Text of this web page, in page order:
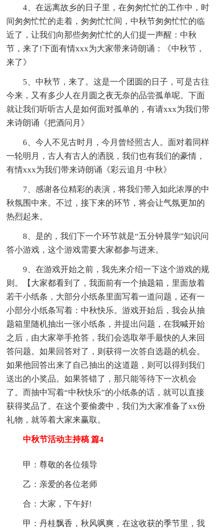
4、在远离故乡的日子里，在匆匆忙忙的工作中，时
间匆匆忙忙的走着，匆匆忙忙间，中秋节匆匆忙忙的临
近了，让我们向那些匆匆忙忙的人们提一声醒：中秋
节，来了!下面有情xxx为大家带来诗朗诵：《中秋节，
来了》
5、中秋节，来了。这是一个团圆的日子，可是古往
今来，又有多少人在月圆之夜无奈的品尝孤单呢。下面
就让我们听听古人是如何面对孤单的，有请xxx为我们带
来诗朗诵《把酒问月》
6、今人不见古时月，今月曾经照古人。面对着同样
一轮明月，古人有古人的洒脱，我们也有我们的豪情，
有情xxx为我们带来诗朗诵《彩云追月·中秋》
7、感谢各位精彩的表演，将我们带入如此浓厚的中
秋氛围中来。不过，接下来的环节，将会让气氛更加的
热烈起来。
8、是的，我们下一个环节就是“五分钟晨学”知识问
答小游戏，这个游戏需要大家都参与进来。
9、在游戏开始之前，我先来介绍一下这个游戏的规
则。【大家都看到了，我面前有一个抽题箱，里面放着
若干小纸条，大部分小纸条里面写着一道问题，还有一
小部分小纸条写着：中秋快乐。游戏开始后，我会从抽
题箱里随机抽出一张小纸条，并提出问题，在我喊开始
之后，由大家举手抢答，我们会选取举手最快的人来回
答问题。如果回答对了，则获得一次答自选题的机会。
如果他回答出来了自己抽出的这道题，则可以得到我们
送出的小奖品。如果答错了，那只能等待下一次机会
了。而抽中写着“中秋快乐”的小纸条的话，就可以直接
获得奖品了。在这个要偷袭中，我们为大家准备了xx份
礼物，就等着大家来赢取。
中秋节活动主持稿 篇4
甲：尊敬的各位领导
乙：亲爱的各位老师
合：大家，下午好!
甲：丹桂飘香，秋风飒爽，在这收获的季节里，我